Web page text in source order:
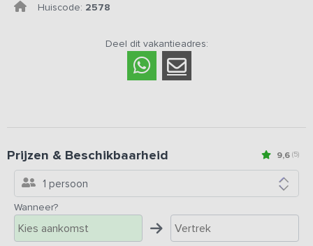
Huiscode: 2578
Deel dit vakantieadres:
9,6 (5)
Prijzen & Beschikbaarheid
1 persoon
Wanneer?